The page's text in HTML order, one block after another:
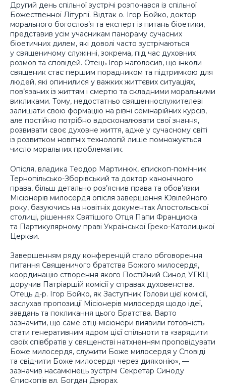
Другий день спільної зустрічі розпочався із спільної
Божественної Літургії. Відтак о. Ігор Бойко, доктор
морального богослов’я та експерт із питань біоетики,
представив усім учасникам панораму сучасних
біоетичних дилем, які доволі часто зустрічаються
у священичому служінні, зокрема, під час духовних
розмов та сповідей. Отець Ігор наголосив, що інколи
священик стає першим порадником та підтримкою для
людей, які опинилися у важких життєвих ситуаціях,
пов’язаних із життям і смертю та складними моральними
викликами. Тому, недостатньо священнослужителеві
залишати свою формацію на рівні семінарійних курсів,
але постійно потрібно вдосконалювати свої знання,
розвивати своє духовне життя, адже у сучасному світі
із розвитком новітніх технологій лише помножується
число моральних проблематик.
Опісля, владика Теодор Мартинюк, єпископ-помічник
Тернопільсько-Зборівський та доктор канонічного
права, більш детально роз’яснив права та обов’язки
Місіонерів милосердя опісля завершення Ювілейного
року, базуючись на новітніх документах Апостольської
столиці, рішеннях Святішого Отця Папи Франциска
та Партикулярному праві Української Греко-Католицької
Церкви.
Завершенням ряду конференцій стало обговорення
питання Священичого братства Божого милосердя,
координацію створення якого Постійний Синод УГКЦ
доручив Патріаршій комісії у справах духовенства.
Отець д-р. Ігор Бойко, як Заступник Голови цієї комісії,
заслухав пропозиції Місіонерів милосердя щодо ідеї,
завдань та покликання цього Братства. Варто
зазначити, що саме отці-місіонери виявили готовність
стати генеративним ядром цієї спільноти та «зарядити
своїх співбратів у священстві натхненням проповідувати
Боже милосердя, служити Боже милосердя у Сповіді
та свідчити Боже милосердя через дияконію», —
зазначив насамкінець зустрічі Секретар Синоду
Єпископів вл. Богдан Дзюрах.